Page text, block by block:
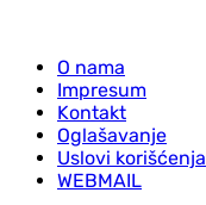
O nama
Impresum
Kontakt
Oglašavanje
Uslovi korišćenja
WEBMAIL